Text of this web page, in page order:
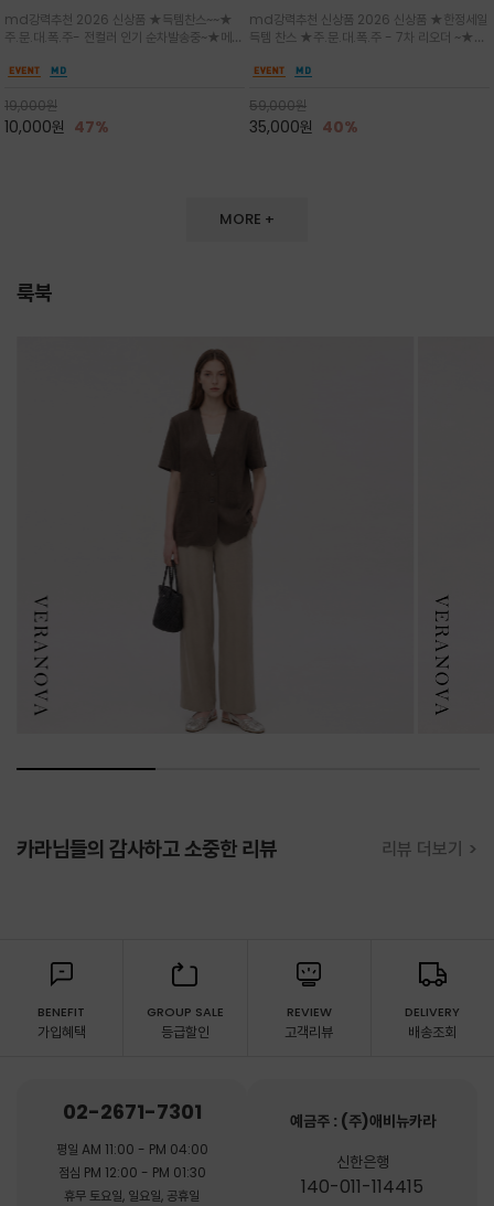
노바 심볼 전사 인쇄(Transfer
Printing)뒷밴딩으로 사이즈 조절이 가
능해 누구나 안정적으로 착용
md강력추천 2026 신상품 ★득템찬스~~★
주.문.대.폭.주- 전컬러 인기 순차발송중~★메쉬
일 보송보송한 스킨케어 핏(Skin-care fit)을
프,여행까지~~
19,000원
10,000원 47%
잡는 감각적인 레이어드 니트 어부바숄/
뒷면의 은은한 V자 조직감과 부드러운
터치감으로 완성도를 높였으며, 단조로
md강력추천 신상품 2026 신상품 ★한정세일
득템 찬스 ★주.문.대.폭.주 - 7차 리오더 ~★셔
인트를 주기 좋으며, 소매 끝단에 위치한 실버
스러움을 동시에
59,000원
35,000원 40%
MORE +
룩북
카라님들의 감사하고 소중한 리뷰 리뷰 더보기 >
BENEFIT
가입혜택
GROUP SALE
등급할인
REVIEW
고객리뷰
DELIVERY
배송조회
02-2671-7301
평일 AM 11:00 - PM 04:00
점심 PM 12:00 - PM 01:30
휴무 토요일, 일요일, 공휴일
예금주 : (주)애비뉴카라
신한은행
140-011-114415